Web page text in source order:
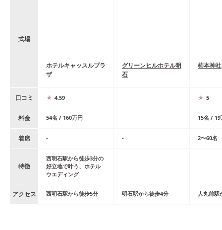
式場
ホテルキャッスルプラ
ザ
グリーンヒルホテル明
石
柿本神社
口コミ 4.59 5
料金 54名 / 160万円 15名 / 19
着席 - - 2〜60名
特徴
西明石駅から徒歩3分の
好立地で叶う、ホテル
ウエディング
アクセス 西明石駅から徒歩5分 明石駅から徒歩4分 人丸前駅